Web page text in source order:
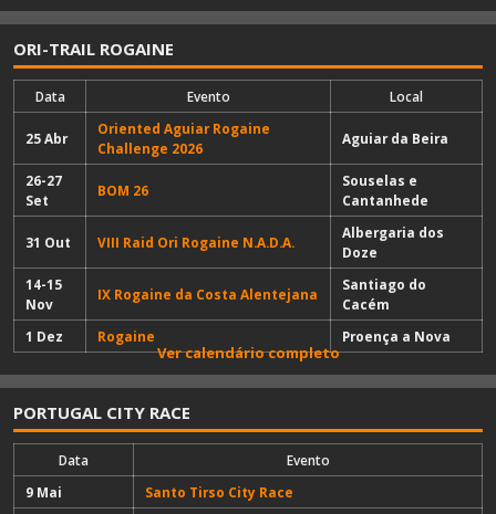
ORI-TRAIL ROGAINE
Data Evento Local
25 Abr
Oriented Aguiar Rogaine
Challenge 2026
Aguiar da Beira
26-27
Set
BOM 26
Souselas e
Cantanhede
31 Out VIII Raid Ori Rogaine N.A.D.A.
Albergaria dos
Doze
14-15
Nov
IX Rogaine da Costa Alentejana
Santiago do
Cacém
1 Dez
Rogaine Proença a Nova
Ver calendário completo
PORTUGAL CITY RACE
Data
Evento
9 Mai
Santo Tirso City Race